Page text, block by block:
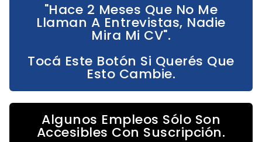
"Hace 2 Meses Que No Me
Llaman A Entrevistas, Nadie
Mira Mi CV".
Tocá Este Botón Si Querés Que
Esto Cambie.
Algunos Empleos Sólo Son
Accesibles Con Suscripción.